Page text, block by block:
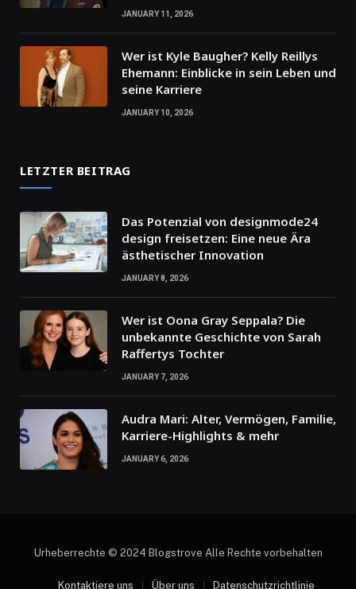
JANUARY 11, 2026
Wer ist Kyle Baugher? Kelly Reillys
Ehemann: Einblicke in sein Leben und
seine Karriere
JANUARY 10, 2026
LETZTER BEITRAG
Das Potenzial von designmode24
design freisetzen: Eine neue Ära
ästhetischer Innovation
JANUARY 8, 2026
Wer ist Oona Gray Seppala? Die
unbekannte Geschichte von Sarah
Raffertys Tochter
JANUARY 7, 2026
Audra Mari: Alter, Vermögen, Familie,
Karriere-Highlights & mehr
JANUARY 6, 2026
Urheberrechte © 2024 Blogstrove Alle Rechte vorbehalten
Kontaktiere uns Über uns Datenschutzrichtlinie